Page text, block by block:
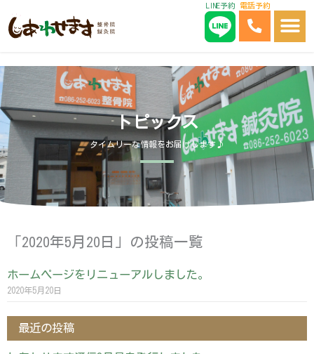
容
ス
キ
ッ
プ
LINE予約 電話予約
トピックス
タイムリーな情報をお届けします♪
「2020年5月20日」の投稿一覧
ホームページをリニューアルしました。
2020年5月20日
最近の投稿